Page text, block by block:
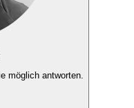
möglich antworten.